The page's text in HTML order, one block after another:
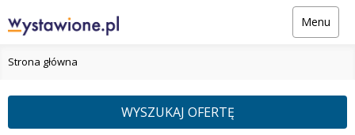
Menu
Strona główna
WYSZUKAJ OFERTĘ